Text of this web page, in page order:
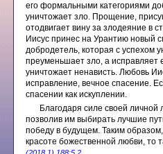
его формальными категориями
уничтожает зло. Прощение,
отодвигает вину за злодеяние в
Иисус принес на Урантию новый
добродетель, которая с успехом
преуменьшает зло, а исправляет
уничтожает ненависть. Любовь
исправление, вечное спасение.
спасении как искуплении.
Благодаря силе своей
позволив им выбирать лучшие
победу в будущем. Таким
красоте божественной любви, то